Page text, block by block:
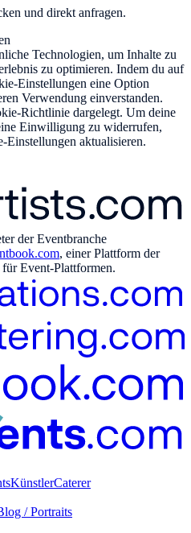
und direkt anfragen.
Technologien, um Inhalte zu
zu optimieren. Indem du auf
Einstellungen eine Option
Verwendung einverstanden.
Richtlinie dargelegt. Um deine
Einwilligung zu widerrufen,
Einstellungen aktualisieren.
der Eventbranche
, einer Plattform der
Event-Plattformen.
KünstlerCaterer
/ Portraits